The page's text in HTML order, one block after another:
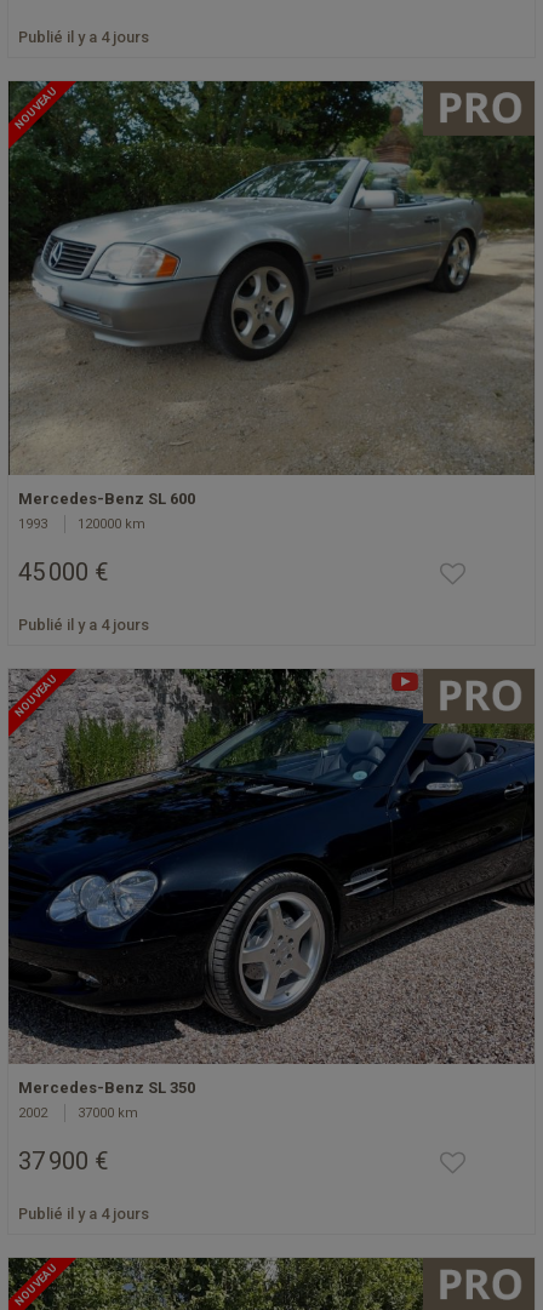
Publié il y a 4 jours
NOUVEAU
Mercedes-Benz SL 600
1993 120000 km
45 000 €
Publié il y a 4 jours
NOUVEAU
Mercedes-Benz SL 350
2002 37000 km
37 900 €
Publié il y a 4 jours
NOUVEAU